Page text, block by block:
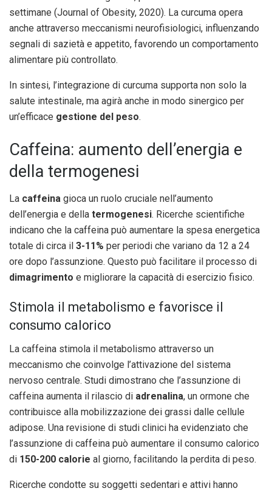
settimane (Journal of Obesity, 2020). La curcuma opera
anche attraverso meccanismi neurofisiologici, influenzando
segnali di sazietà e appetito, favorendo un comportamento
alimentare più controllato.
In sintesi, l’integrazione di curcuma supporta non solo la
salute intestinale, ma agirà anche in modo sinergico per
un’efficace gestione del peso.
Caffeina: aumento dell’energia e
della termogenesi
La caffeina gioca un ruolo cruciale nell’aumento
dell’energia e della termogenesi. Ricerche scientifiche
indicano che la caffeina può aumentare la spesa energetica
totale di circa il 3-11% per periodi che variano da 12 a 24
ore dopo l’assunzione. Questo può facilitare il processo di
dimagrimento e migliorare la capacità di esercizio fisico.
Stimola il metabolismo e favorisce il
consumo calorico
La caffeina stimola il metabolismo attraverso un
meccanismo che coinvolge l’attivazione del sistema
nervoso centrale. Studi dimostrano che l’assunzione di
caffeina aumenta il rilascio di adrenalina, un ormone che
contribuisce alla mobilizzazione dei grassi dalle cellule
adipose. Una revisione di studi clinici ha evidenziato che
l’assunzione di caffeina può aumentare il consumo calorico
di 150-200 calorie al giorno, facilitando la perdita di peso.
Ricerche condotte su soggetti sedentari e attivi hanno